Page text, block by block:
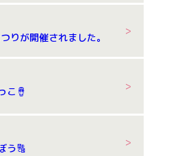
が開催されました。
こ🪘
う🔠